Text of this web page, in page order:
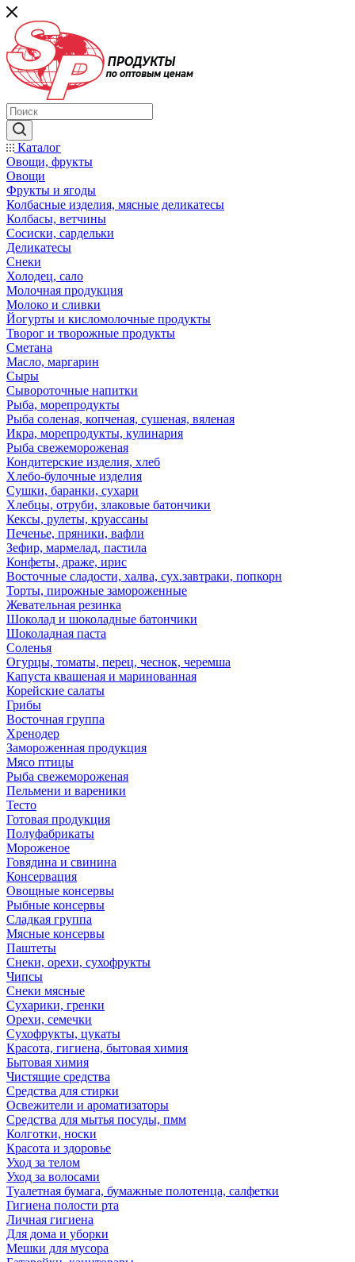
Каталог
Овощи, фрукты
Овощи
Фрукты и ягоды
Колбасные изделия, мясные деликатесы
Колбасы, ветчины
Сосиски, сардельки
Деликатесы
Снеки
Холодец, сало
Молочная продукция
Молоко и сливки
Йогурты и кисломолочные продукты
Творог и творожные продукты
Сметана
Масло, маргарин
Сыры
Сывороточные напитки
Рыба, морепродукты
Рыба соленая, копченая, сушеная, вяленая
Икра, морепродукты, кулинария
Рыба свежемороженая
Кондитерские изделия, хлеб
Хлебо-булочные изделия
Сушки, баранки, сухари
Хлебцы, отруби, злаковые батончики
Кексы, рулеты, круассаны
Печенье, пряники, вафли
Зефир, мармелад, пастила
Конфеты, драже, ирис
Восточные сладости, халва, сух.завтраки, попкорн
Торты, пирожные замороженные
Жевательная резинка
Шоколад и шоколадные батончики
Шоколадная паста
Соленья
Огурцы, томаты, перец, чеснок, черемша
Капуста квашеная и маринованная
Корейские салаты
Грибы
Восточная группа
Хренодер
Замороженная продукция
Мясо птицы
Рыба свежемороженая
Пельмени и вареники
Тесто
Готовая продукция
Полуфабрикаты
Мороженое
Говядина и свинина
Консервация
Овощные консервы
Рыбные консервы
Сладкая группа
Мясные консервы
Паштеты
Снеки, орехи, сухофрукты
Чипсы
Снеки мясные
Сухарики, гренки
Орехи, семечки
Сухофрукты, цукаты
Красота, гигиена, бытовая химия
Бытовая химия
Чистящие средства
Средства для стирки
Освежители и ароматизаторы
Средства для мытья посуды, пмм
Колготки, носки
Красота и здоровье
Уход за телом
Уход за волосами
Туалетная бумага, бумажные полотенца, салфетки
Гигиена полости рта
Личная гигиена
Для дома и уборки
Мешки для мусора